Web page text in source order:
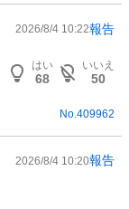
2026/8/4 10:22報告
はい
68
いいえ
50
No. 409962
2026/8/4 10:20報告